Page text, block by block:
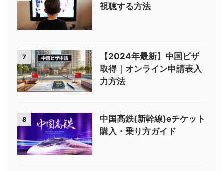
視聴する方法
7
【2024年最新】中国ビザ
取得｜オンライン申請表入
力方法
8
中国高鉄(新幹線)eチケット
購入・乗り方ガイド